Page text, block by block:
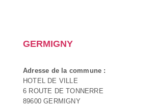
GERMIGNY
Adresse de la commune :
HOTEL DE VILLE
6 ROUTE DE TONNERRE
89600 GERMIGNY